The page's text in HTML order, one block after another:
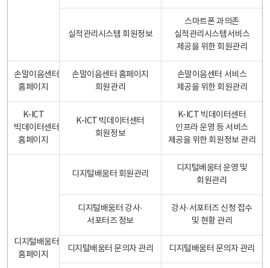
실적관리시스템 회원정보
스마트폰 과의존
실적관리시스템서비스
제공을 위한 회원관리
손말이음센터
홈페이지
손말이음센터 홈페이지
회원관리
손말이음센터 서비스
제공을 위한 회원관리
K-ICT
빅데이터센터
홈페이지
K-ICT 빅데이터센터
회원정보
K-ICT 빅데이터센터
인프라 운영 등 서비스
제공을 위한 회원정보 관리
디지털배움터
홈페이지
디지털배움터 회원관리
디지털배움터 운영 및
회원관리
디지털배움터 강사·
서포터즈 정보
강사·서포터즈 신청 접수
및 현황 관리
디지털배움터 문의자 관리 디지털배움터 문의자 관리